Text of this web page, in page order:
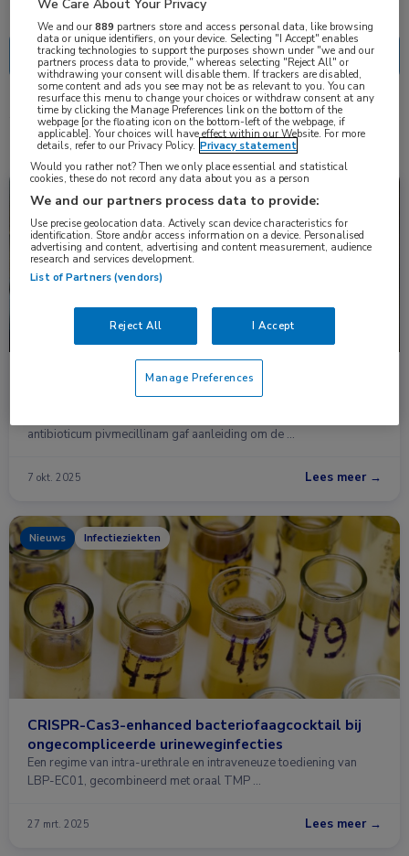
4 resultaten trimethoprim✕
Beperkte herziening NHG-Standaard
Urineweginfecties
antibioticum pivmecillinam gaf aanleiding om de …
7 okt. 2025 Lees meer →
Nieuws Infectieziekten
CRISPR-Cas3-enhanced bacteriofaagcocktail bij
ongecompliceerde urineweginfecties
Een regime van intra-urethrale en intraveneuze toediening van
LBP-EC01, gecombineerd met oraal TMP …
27 mrt. 2025 Lees meer →
We Care About Your Privacy
We and our889 partners store and access personal data, like browsing
data or unique identifiers, on your device. Selecting "I Accept" enables
tracking technologies to support the purposes shown under "we and our
partners process data to provide," whereas selecting "Reject All" or
withdrawing your consent will disable them. If trackers are disabled,
some content and ads you see may not be as relevant to you. You can
resurface this menu to change your choices or withdraw consent at any
time by clicking the Manage Preferences link on the bottom of the
webpage [or the floating icon on the bottom-left of the webpage, if
applicable]. Your choices will have effect within our Website. For more
details, refer to our Privacy Policy. Privacy statement
Would you rather not? Then we only place essential and statistical
cookies, these do not record any data about you as a person
We and our partners process data to provide:
Use precise geolocation data. Actively scan device characteristics for
identification. Store and/or access information on a device. Personalised
advertising and content, advertising and content measurement, audience
research and services development.
List of Partners (vendors)
Reject All I Accept
Manage Preferences